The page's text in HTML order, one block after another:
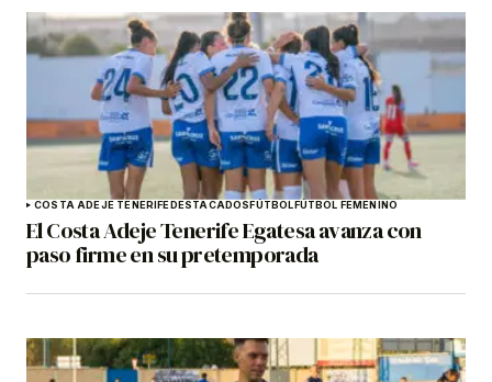
COSTA ADEJE TENERIFEDESTACADOSFÚTBOLFÚTBOL FEMENINO
El Costa Adeje Tenerife Egatesa avanza con
paso firme en su pretemporada